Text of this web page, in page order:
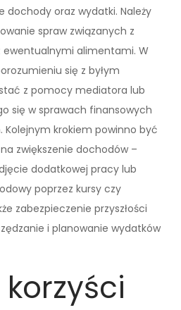
dochody oraz wydatki. Należy
spraw związanych z
ewentualnymi alimentami. W
się z byłym
z pomocy mediatora lub
się w sprawach finansowych
Kolejnym krokiem powinno być
zwiększenie dochodów –
dodatkowej pracy lub
poprzez kursy czy
zabezpieczenie przyszłości
i planowanie wydatków